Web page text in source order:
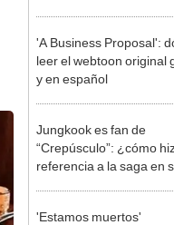
'A Business Proposal':
leer el webtoon original
y en español
Jungkook es fan de
“Crepúsculo”: ¿cómo
referencia a la saga en
'Estamos muertos'